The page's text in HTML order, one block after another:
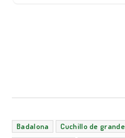
Badalona Cuchillo de